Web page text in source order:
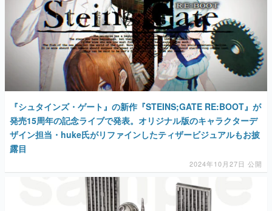
『シュタインズ・ゲート』の新作『STEINS;GATE RE:BOOT』が
発売15周年の記念ライブで発表。オリジナル版のキャラクターデ
ザイン担当・huke氏がリファインしたティザービジュアルもお披
露目
2024年10月27日 公開